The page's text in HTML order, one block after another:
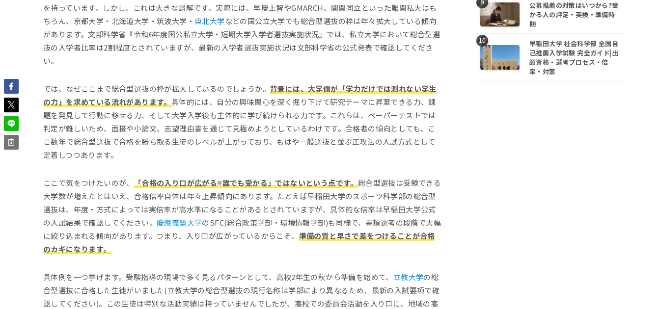
を持っています。しかし、これは大きな誤解です。実際には、早慶上智やGMARCH、関関同立といった難関私大はも
ちろん、京都大学・北海道大学・筑波大学・ 東北大学などの国公立大学でも総合型選抜の枠は年々拡大している傾向
があります。文部科学省『令和6年度国公私立大学・短期大学入学者選抜実施状況』では、私立大学において総合型選
抜の入学者比率は2割程度とされていますが、最新の入学者選抜実施状況は文部科学省の公式発表で確認してくださ
い。
では、なぜここまで総合型選抜の枠が拡大しているのでしょうか。 背景には、大学側が「学力だけでは測れない学生
の力」を求めている流れがあります。 具体的には、自分の興味関心を深く掘り下げて研究テーマに昇華できる力、課
題を発見して行動に移せる力、そして大学入学後も主体的に学び続けられる力です。これらは、ペーパーテストでは
判定が難しいため、面接や小論文、志望理由書を通じて見極めようとしているわけです。合格者の傾向としても、こ
こ数年で総合型選抜で合格を勝ち取る生徒のレベルが上がっており、もはや一般選抜と並ぶ正攻法の入試方式として
定着しつつあります。
ここで気をつけたいのが、 「合格の入り口が広がる=誰でも受かる」ではないという点です。 総合型選抜は受験できる
大学数が増えたとはいえ、合格倍率自体は年々上昇傾向にあります。たとえば早稲田大学のスポーツ科学部の総合型
選抜は、年度・方式によっては実倍率が高水準になることがあるとされていますが、具体的な倍率は早稲田大学公式
の入試結果で確認してください。 慶應義塾大学のSFC(総合政策学部・環境情報学部)も同様で、書類選考の段階で大幅
に絞り込まれる傾向があります。つまり、入り口が広がっているからこそ、 準備の質と早さで差をつけることが合格
のカギになります。
具体例を一つ挙げます。受験指導の現場で多く見るパターンとして、高校2年生の秋から準備を始めて、 立教大学の総
合型選抜に合格した生徒がいました(立教大学の総合型選抜の現行名称は学部により異なるため、最新の入試要項で確
認してください)。この生徒は特別な活動実績は持っていませんでしたが、高校での委員会活動を入り口に、地域の高
公募推薦の対策はいつから?受
かる人の評定・英検・準備時
期
早稲田大学 社会科学部 全国自
己推薦入学試験 完全ガイド|出
願資格・選考プロセス・倍
率・対策